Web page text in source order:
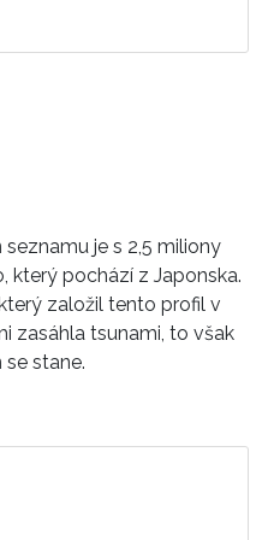
je s 2,5 miliony
který pochází z Japonska.
založil tento profil v
zasáhla tsunami, to však
stane.